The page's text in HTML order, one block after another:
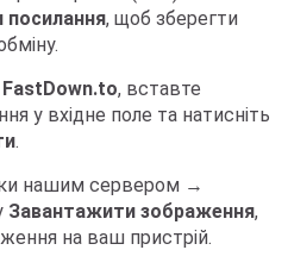
посилання, щоб зберегти
FastDown.to, вставте
у вхідне поле та натисніть
.
нашим сервером →
Завантажити зображення,
на ваш пристрій.